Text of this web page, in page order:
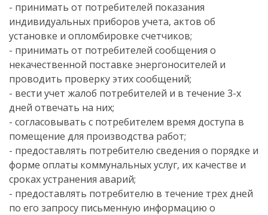
- принимать от потребителей показания
индивидуальных приборов учета, актов об
установке и опломбировке счетчиков;
- принимать от потребителей сообщения о
некачественной поставке энергоносителей и
проводить проверку этих сообщений;
- вести учет жалоб потребителей и в течение 3-х
дней отвечать на них;
- согласовывать с потребителем время доступа в
помещение для производства работ;
- предоставлять потребителю сведения о порядке и
форме оплаты коммунальных услуг, их качестве и
сроках устранения аварий;
- предоставлять потребителю в течение трех дней
по его запросу письменную информацию о